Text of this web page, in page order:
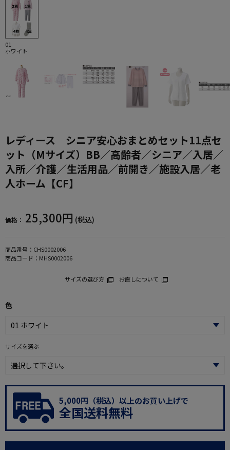
01
ホワイト
レディース シニア安心おまとめセット11点セ
ット（Mサイズ）BB／高齢者／シニア／入居／
入所／介護／生活用品／前開き／施設入居／老
人ホーム【CF】
価格： 25,300円 (税込)
商品番号： CHS0002006
商品コード： MHS0002006
サイズの選び方 お直しについて
色
サイズを選ぶ
5,000円（税込）以上のお買い上げで
全国送料無料